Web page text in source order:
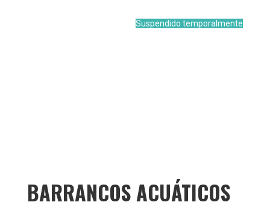
Suspendido temporalmente
BARRANCOS ACUÁTICOS